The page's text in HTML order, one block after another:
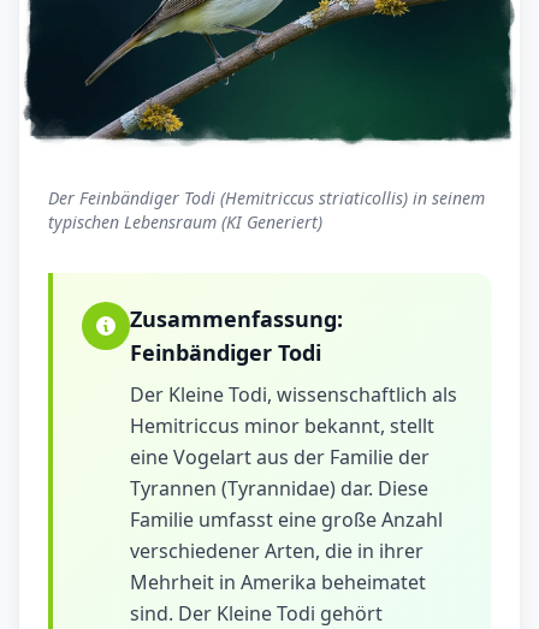
Der Feinbändiger Todi (Hemitriccus striaticollis) in seinem
typischen Lebensraum (KI Generiert)
Zusammenfassung:
Feinbändiger Todi
Der Kleine Todi, wissenschaftlich als
Hemitriccus minor bekannt, stellt
eine Vogelart aus der Familie der
Tyrannen (Tyrannidae) dar. Diese
Familie umfasst eine große Anzahl
verschiedener Arten, die in ihrer
Mehrheit in Amerika beheimatet
sind. Der Kleine Todi gehört